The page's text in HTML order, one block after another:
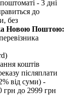
- 3 дні
до
без
Новою Поштою:
коштів
післяплати
від суми) -
грн до 2999 грн